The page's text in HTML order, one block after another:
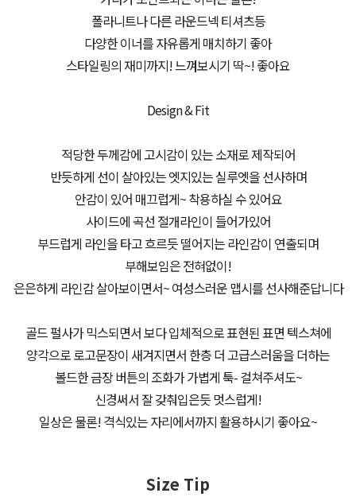
폴라니트나 다른 라운드넥 티셔츠등
다양한 이너를 자유롭게 매치하기 좋아
스타일링의 재미까지! 느껴보시기 딱~! 좋아요
Design & Fit
적당한 두께감에 고시감이 있는 소재로 제작되어
반듯하게 선이 살아있는 엣지있는 실루엣을 선사하며
안감이 있어 매끄럽게~ 착용하실 수 있어요
사이드에 곡선 절개라인이 들어가있어
부드럽게 라인을 타고 흐르듯 떨어지는 라인감이 연출되며
부해보임은 전혀없이!
은은하게 라인감 살아보이면서~ 여성스러운 맵시를 선사해준답니다
골드 펄사가 믹스되면서 보다 입체적으로 표현된 표면 텍스쳐에
양각으로 로고문장이 새겨지면서 한층 더 고급스러움을 더하는
볼드한 금장 버튼의 조화가 가볍게 툭- 걸쳐주셔도~
신경써서 잘 갖춰입은듯 멋스럽게!
일상은 물론! 격식있는 자리에서까지 활용하시기 좋아요~
Size Tip